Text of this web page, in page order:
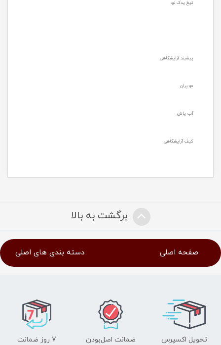
تیغ یدک لرد
پیشبند آرایشگاهی
مو پران
آب پاش
کیف آرایشگاهی
برگشت به بالا
صفحه اصلی دسته بندی های اصلی
تحویل اکسپرس
ضمانت اصل‌بودن
7 روز ضمانت